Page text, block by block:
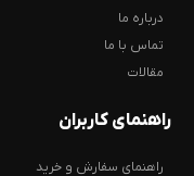
درباره ما
تماس با ما
مقالات
راهنمای کاربران
راهنمای سفارش و خرید